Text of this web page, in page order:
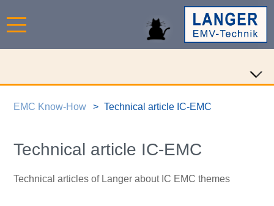
EMC Know-How Technical article IC-EMC
Technical article IC-EMC
Technical articles of Langer about IC EMC themes